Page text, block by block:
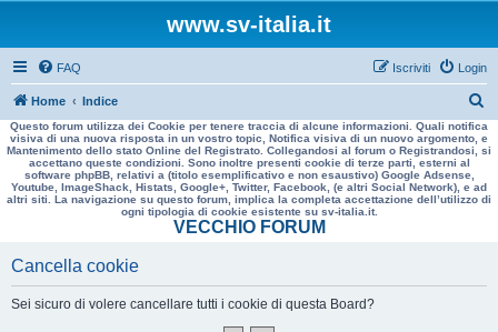
www.sv-italia.it
FAQ Login
Iscriviti
Home Indice
e
r
a
Questo forum utilizza dei Cookie per tenere traccia di alcune informazioni. Quali notifica
visiva di una nuova risposta in un vostro topic, Notifica visiva di un nuovo argomento, e
Mantenimento dello stato Online del Registrato. Collegandosi al forum o Registrandosi, si
accettano queste condizioni. Sono inoltre presenti cookie di terze parti, esterni al
software phpBB, relativi a (titolo esemplificativo e non esaustivo) Google Adsense,
Youtube, ImageShack, Histats, Google+, Twitter, Facebook, (e altri Social Network), e ad
altri siti. La navigazione su questo forum, implica la completa accettazione dell’utilizzo di
ogni tipologia di cookie esistente su sv-italia.it.
VECCHIO FORUM
Cancella cookie
Sei sicuro di volere cancellare tutti i cookie di questa Board?